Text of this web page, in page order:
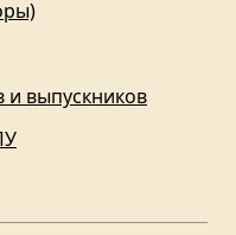
и выпускников